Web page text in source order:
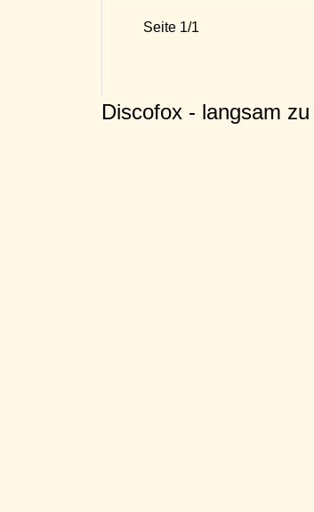
Seite 1/1
Discofox - langsam